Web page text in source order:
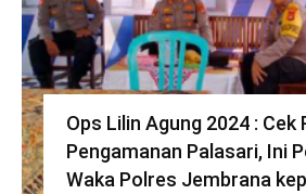
Ops Lilin Agung 2024 : Cek
Pengamanan Palasari, Ini
Waka Polres Jembrana